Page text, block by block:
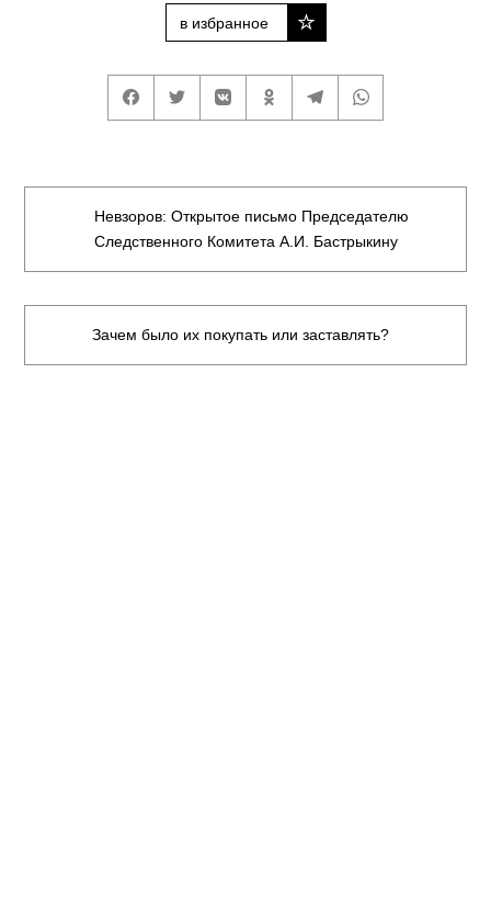
в избранное
Невзоров: Открытое письмо Председателю
Следственного Комитета А.И. Бастрыкину
Зачем было их покупать или заставлять?